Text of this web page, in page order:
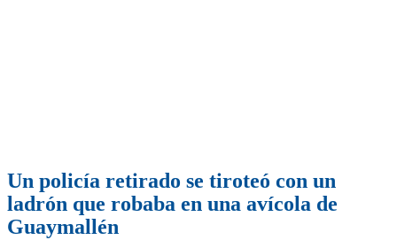
Un policía retirado se tiroteó con un
ladrón que robaba en una avícola de
Guaymallén